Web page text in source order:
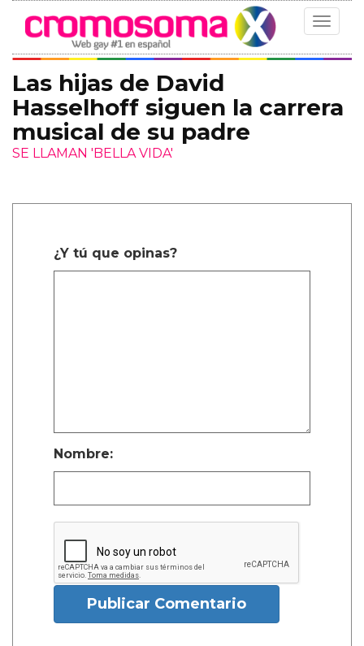
Toggle
Las hijas de David
Hasselhoff siguen la carrera
musical de su padre
SE LLAMAN 'BELLA VIDA'
¿Y tú que opinas?
Nombre:
Publicar Comentario